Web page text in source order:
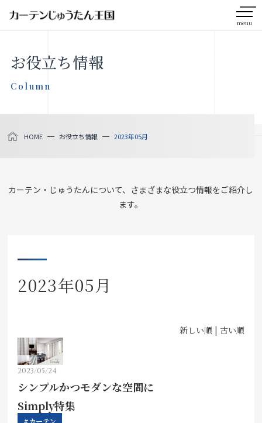
menu
会社案内
お知らせ
店舗をさがす
お客様の声
お役立ち情報
FAQ
お役立ち情報
Column
HOME お役立ち情報 2023年05月
カーテン・じゅうたんについて、さまざまな役立つ情報をご紹介し
ます。
2023年05月
新しい順 | 古い順
2023/05/24
シンプルかつモダンな空間に
Simply特集